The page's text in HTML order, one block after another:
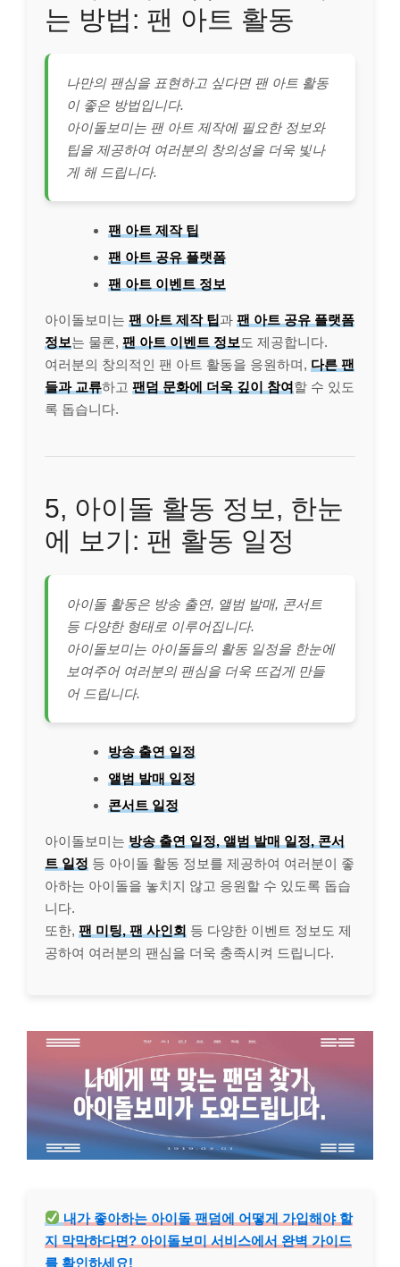
는 방법: 팬 아트 활동
나만의 팬심을 표현하고 싶다면 팬 아트 활동
이 좋은 방법입니다.
아이돌보미는 팬 아트 제작에 필요한 정보와
팁을 제공하여 여러분의 창의성을 더욱 빛나
게 해 드립니다.
팬 아트 제작 팁
팬 아트 공유 플랫폼
팬 아트 이벤트 정보
아이돌보미는 팬 아트 제작 팁과 팬 아트 공유 플랫폼
정보는 물론, 팬 아트 이벤트 정보 도 제공합니다.
여러분의 창의적인 팬 아트 활동을 응원하며, 다른 팬
들과 교류하고 팬덤 문화에 더욱 깊이 참여할 수 있도
록 돕습니다.
5, 아이돌 활동 정보, 한눈
에 보기: 팬 활동 일정
아이돌 활동은 방송 출연, 앨범 발매, 콘서트
등 다양한 형태로 이루어집니다.
아이돌보미는 아이돌들의 활동 일정을 한눈에
보여주어 여러분의 팬심을 더욱 뜨겁게 만들
어 드립니다.
방송 출연 일정
앨범 발매 일정
콘서트 일정
아이돌보미는 방송 출연 일정, 앨범 발매 일정, 콘서
트 일정 등 아이돌 활동 정보를 제공하여 여러분이 좋
아하는 아이돌을 놓치지 않고 응원할 수 있도록 돕습
니다.
또한, 팬 미팅, 팬 사인회 등 다양한 이벤트 정보도 제
공하여 여러분의 팬심을 더욱 충족시켜 드립니다.
내가 좋아하는 아이돌 팬덤에 어떻게 가입해야 할
지 막막하다면? 아이돌보미 서비스에서 완벽 가이드
를 확인하세요!